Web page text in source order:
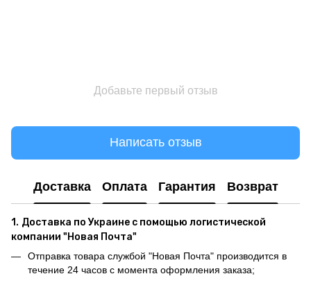
Добавьте первый отзыв
Написать отзыв
Доставка Оплата Гарантия Возврат
1. Доставка по Украине с помощью логистической
компании "Новая Почта"
Отправка товара службой "Новая Почта" производится в
течение 24 часов с момента оформления заказа;